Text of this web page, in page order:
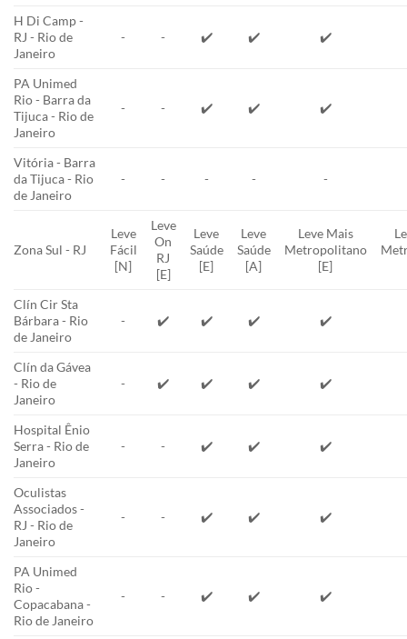
H Di Camp -
RJ - Rio de
Janeiro
- - ✔️ ✔️ ✔️
PA Unimed
Rio - Barra da
Tijuca - Rio de
Janeiro
- - ✔️ ✔️ ✔️
Vitória - Barra
da Tijuca - Rio
de Janeiro
- - - - -
Zona Sul - RJ
Leve
Fácil
[N]
Leve
On
RJ
[E]
Leve
Saúde
[E]
Leve
Saúde
[A]
Leve Mais
Metropolitano
[E]
Clín Cir Sta
Bárbara - Rio
de Janeiro
- ✔️ ✔️ ✔️ ✔️
Clín da Gávea
- Rio de
Janeiro
- ✔️ ✔️ ✔️ ✔️
Hospital Ênio
Serra - Rio de
Janeiro
- - ✔️ ✔️ ✔️
Oculistas
Associados -
RJ - Rio de
Janeiro
- - ✔️ ✔️ ✔️
PA Unimed
Rio -
Copacabana -
Rio de Janeiro
- - ✔️ ✔️ ✔️